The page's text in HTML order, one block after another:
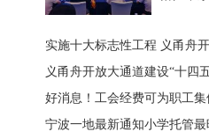
实施十大标志性工程 义甬舟
义甬舟开放大通道建设“十四
好消息！工会经费可为职工集
宁波一地最新通知小学托管最